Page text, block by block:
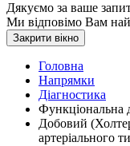
Дякуємо за ваше
Ми відповімо Вам
Закрити вікно
Головна
Напрямки
Діагностика
Функціональна
Добовий
артеріального